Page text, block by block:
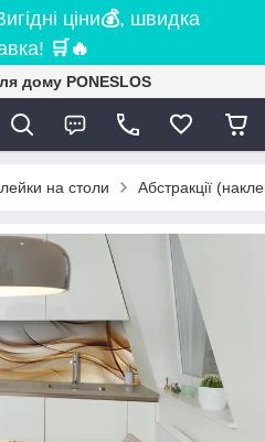
ціни💰, швидка
🛒 🔥
дому PONESLOS
на столи Абстракції